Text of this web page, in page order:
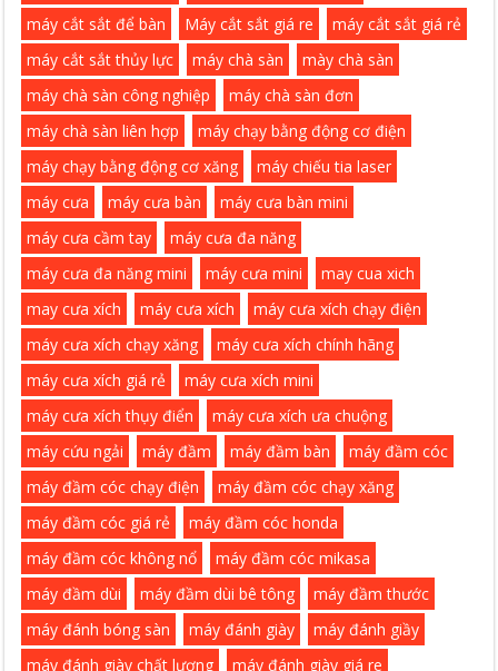
máy cắt sắt để bàn
Máy cắt sắt giá re
máy cắt sắt giá rẻ
máy cắt sắt thủy lực
máy chà sàn
mày chà sàn
máy chà sàn công nghiệp
máy chà sàn đơn
máy chà sàn liên hợp
máy chạy bằng động cơ điện
máy chạy bằng động cơ xăng
máy chiếu tia laser
máy cưa
máy cưa bàn
máy cưa bàn mini
máy cưa cầm tay
máy cưa đa năng
máy cưa đa năng mini
máy cưa mini
may cua xich
may cưa xích
máy cưa xích
máy cưa xích chạy điện
máy cưa xích chạy xăng
máy cưa xích chính hãng
máy cưa xích giá rẻ
máy cưa xích mini
máy cưa xích thụy điển
máy cưa xích ưa chuộng
máy cứu ngải
máy đầm máy đầm bàn
máy đầm cóc
máy đầm cóc chạy điện
máy đầm cóc chạy xăng
máy đầm cóc giá rẻ
máy đầm cóc honda
máy đầm cóc không nổ
máy đầm cóc mikasa
máy đầm dùi
máy đầm dùi bê tông
máy đầm thước
máy đánh bóng sàn
máy đánh giày
máy đánh giầy
máy đánh giày chất lượng
máy đánh giày giá re